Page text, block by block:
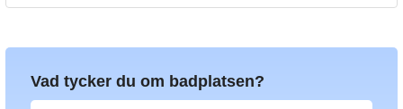
Vad tycker du om badplatsen?